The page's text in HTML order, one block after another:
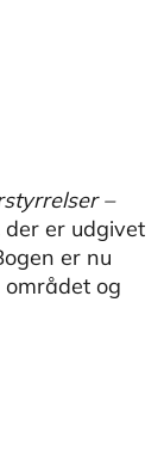
–
der er udgivet
er nu
og